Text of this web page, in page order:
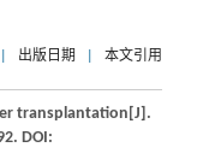
出版日期 本文引用
transplantation[J].
DOI: